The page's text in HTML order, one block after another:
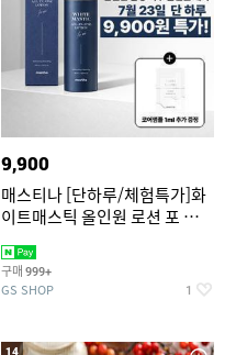
9,900
매스티나 [단하루/체험특가]화
이트매스틱 올인원 로션 포 맨
구매 999+
GS SHOP 1
14